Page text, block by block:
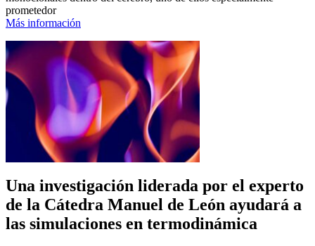
prometedor
Más información
Una investigación liderada por el experto
de la Cátedra Manuel de León ayudará a
las simulaciones en termodinámica